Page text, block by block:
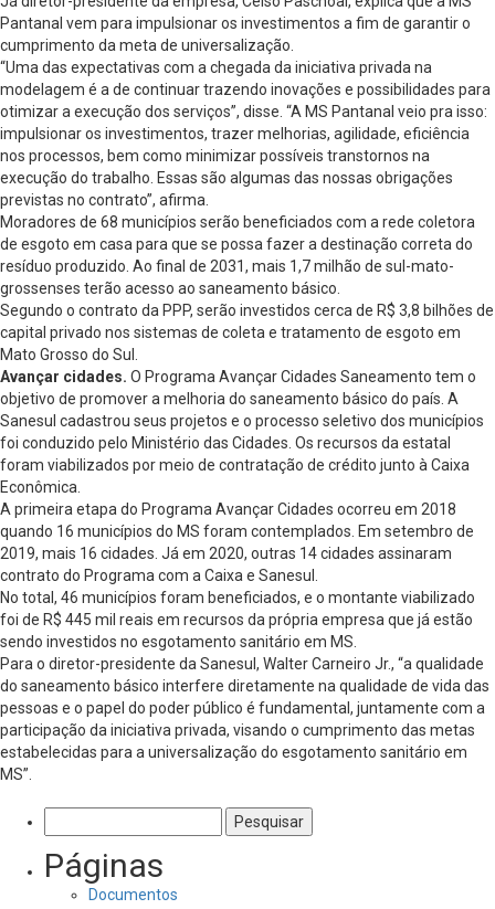
Pantanal vem para impulsionar os investimentos a fim de garantir o
cumprimento da meta de universalização.
“Uma das expectativas com a chegada da iniciativa privada na
modelagem é a de continuar trazendo inovações e possibilidades para
otimizar a execução dos serviços”, disse. “A MS Pantanal veio pra isso:
impulsionar os investimentos, trazer melhorias, agilidade, eficiência
nos processos, bem como minimizar possíveis transtornos na
execução do trabalho. Essas são algumas das nossas obrigações
previstas no contrato”, afirma.
Moradores de 68 municípios serão beneficiados com a rede coletora
de esgoto em casa para que se possa fazer a destinação correta do
resíduo produzido. Ao final de 2031, mais 1,7 milhão de sul-mato-
grossenses terão acesso ao saneamento básico.
Segundo o contrato da PPP, serão investidos cerca de R$ 3,8 bilhões de
capital privado nos sistemas de coleta e tratamento de esgoto em
Mato Grosso do Sul.
Avançar cidades. O Programa Avançar Cidades Saneamento tem o
objetivo de promover a melhoria do saneamento básico do país. A
Sanesul cadastrou seus projetos e o processo seletivo dos municípios
foi conduzido pelo Ministério das Cidades. Os recursos da estatal
foram viabilizados por meio de contratação de crédito junto à Caixa
Econômica.
A primeira etapa do Programa Avançar Cidades ocorreu em 2018
quando 16 municípios do MS foram contemplados. Em setembro de
2019, mais 16 cidades. Já em 2020, outras 14 cidades assinaram
contrato do Programa com a Caixa e Sanesul.
No total, 46 municípios foram beneficiados, e o montante viabilizado
foi de R$ 445 mil reais em recursos da própria empresa que já estão
sendo investidos no esgotamento sanitário em MS.
Para o diretor-presidente da Sanesul, Walter Carneiro Jr., “a qualidade
do saneamento básico interfere diretamente na qualidade de vida das
pessoas e o papel do poder público é fundamental, juntamente com a
participação da iniciativa privada, visando o cumprimento das metas
estabelecidas para a universalização do esgotamento sanitário em
MS”.
por:
Páginas
Documentos